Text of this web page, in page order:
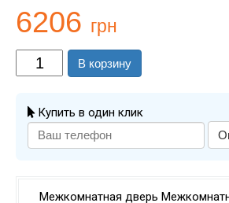
6206 грн
В корзину
Купить в один клик
Межкомнатная дверь